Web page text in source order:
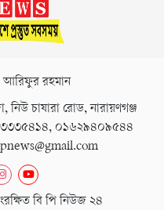
আরিফুর রহমান
নিউ চাষারা রোড, নারায়ণগঞ্জ
০১৬২৯৪০৯৫৪৪
বি পি নিউজ ২৪